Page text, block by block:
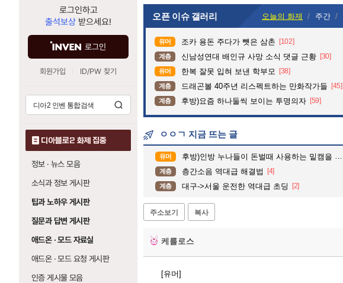
로그인하고
출석보상 받으세요!
로그인
회원가입 ID/PW 찾기
디아블로2 화제 집중
정보 · 뉴스 모음
소식과 정보 게시판
팁과 노하우 게시판
질문과 답변 게시판
애드온 · 모드 자료실
애드온 · 모드 요청 게시판
인증 게시물 모음
오픈 이슈 갤러리 오늘의 화제 주간
유머 조카 용돈 주다가 뺏은 삼촌 [102]
계층 신남성연대 배인규 사망 소식 댓글 근황 [30]
유머 한복 잘못 입혀 보낸 학부모 [38]
계층 드래곤볼 40주년 리스펙트하는 만화작가들 [45]
계층 후방)요즘 하나둘씩 보이는 투명의자 [59]
ㅇㅇㄱ 지금 뜨는 글
유머 후방)인방 누나들이 돈벌때 사용하는 밑캠을 알아보자
계층 층간소음 역대급 해결법 [4]
계층 대구->서울 운전한 역대급 초딩 [2]
주소보기 복사
케를로스
[유머]